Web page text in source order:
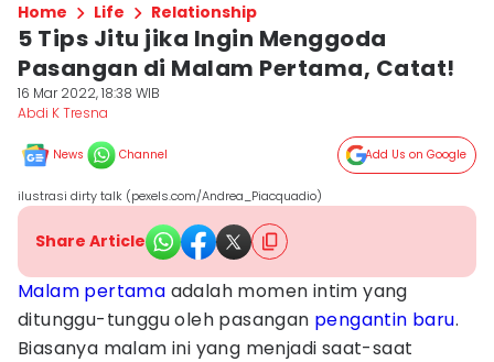
Home Life Relationship
5 Tips Jitu jika Ingin Menggoda
Pasangan di Malam Pertama, Catat!
16 Mar 2022, 18:38 WIB
Abdi K Tresna
News Channel Add Us on Google
ilustrasi dirty talk (pexels.com/Andrea_Piacquadio)
Share Article
Malam pertama adalah momen intim yang
ditunggu-tunggu oleh pasangan pengantin baru.
Biasanya malam ini yang menjadi saat-saat